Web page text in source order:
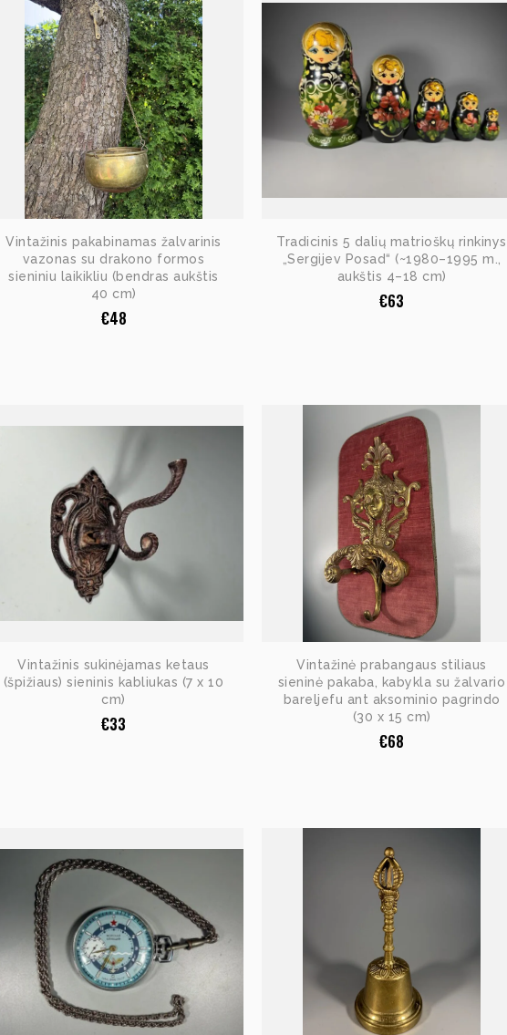
Vintažinis pakabinamas žalvarinis
vazonas su drakono formos
sieniniu laikikliu (bendras aukštis
40 cm)
€48
Tradicinis 5 dalių matrioškų rinkinys
„Sergijev Posad“ (~1980–1995 m.,
aukštis 4–18 cm)
€63
Vintažinis sukinėjamas ketaus
(špižiaus) sieninis kabliukas (7 x 10
cm)
€33
Vintažinė prabangaus stiliaus
sieninė pakaba, kabykla su žalvario
bareljefu ant aksominio pagrindo
(30 x 15 cm)
€68